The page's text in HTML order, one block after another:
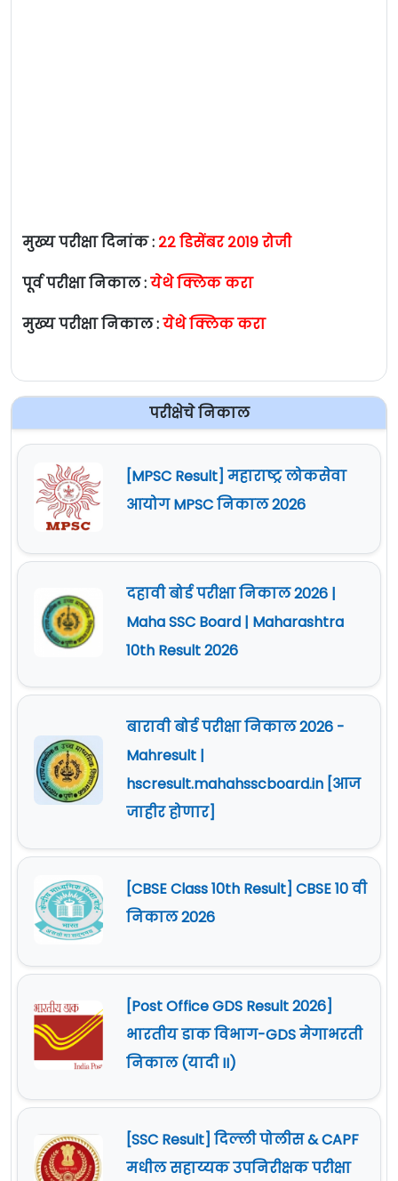
मुख्य परीक्षा दिनांक : २२ डिसेंबर २०१९ रोजी
पूर्व परीक्षा निकाल :येथे क्लिक करा
मुख्य परीक्षा निकाल :येथे क्लिक करा
परीक्षेचे निकाल
[MPSC Result] महाराष्ट्र लोकसेवा
आयोग MPSC निकाल 2026
दहावी बोर्ड परीक्षा निकाल 2026 |
Maha SSC Board | Maharashtra
10th Result 2026
बारावी बोर्ड परीक्षा निकाल 2026 -
Mahresult |
hscresult.mahahsscboard.in [आज
जाहीर होणार]
[CBSE Class 10th Result] CBSE 10 वी
निकाल 2026
[Post Office GDS Result 2026]
भारतीय डाक विभाग-GDS मेगाभरती
निकाल (यादी II)
[SSC Result] दिल्ली पोलीस & CAPF
मधील सहाय्यक उपनिरीक्षक परीक्षा